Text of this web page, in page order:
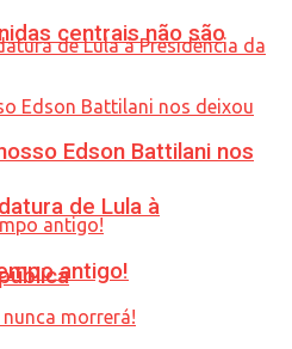
de Lula à
centrais não são
Edson Battilani nos
antigo!